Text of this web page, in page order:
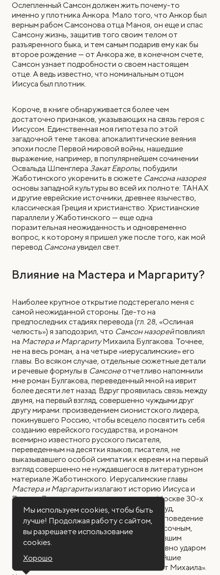
Ослепленный Самсон должен жить почему-то
именно у плотника Анкора. Мало того, что Анкор был
верным рабом Самсонова отца Маноя, он еще и спас
Самсону жизнь, защитив того своим телом от
разъяренного быка, и тем самым подарив ему как бы
второе рождение — от Анкора же, в конечном счете,
Самсон узнает подробности о своем настоящем
отце. А ведь известно, что номинальным отцом
Иисуса был плотник.
Короче, в книге обнаруживается более чем
достаточно признаков, указывающих на связь героя с
Иисусом. Единственная моя гипотеза по этой
загадочной теме такова: апокалиптические веяния
эпохи после Первой мировой войны, нашедшие
выражение, например, в популярнейшем сочинении
Освальда Шпенглера Закат Европы, побудили
Жаботинского укоренить в сюжете Самсона назорея
основы западной культуры во всей их полноте: ТАНАХ
и другие еврейские источники, древнее язычество,
классическая Греция и христианство. Христианские
параллели у Жаботинского — еще одна
поразительная неожиданность и одновременно
вопрос, к которому я пришел уже после того, как мой
перевод Самсонаувидел свет.
Влияние на Мастера и Маргариту?
Наиболее крупное открытие подстерегало меня с
самой неожиданной стороны. Где-то на
предпоследних стадиях перевода (гл. 28, «Ослиная
челюсть») я заподозрил, что Самсон назорейповлиял
на Мастера и МаргаритуМихаила Булгакова. Точнее,
не на весь роман, а на четыре «иерусалимские» его
главы. Во всяком случае, отдельные сюжетные детали
и речевые формулы в Самсонеотчетливо напомнили
мне роман Булгакова, переведенный мной на иврит
более десяти лет назад. Вдруг проявилась связь между
двумя, на первый взгляд, совершенно чуждыми друг
другу мирами: произведением сионистского лидера,
покинувшего Россию, чтобы всецело посвятить себя
созданию еврейского государства, и романом
всемирно известного русского писателя,
переведенным на десятки языков; писателя, не
выказывавшего особой симпатии к евреям и на первый
взгляд совершенно не нуждавшегося в литературном
материале Жаботинского. Иерусалимские главы
Мастера и Маргаритыизлагают историю Иисуса и
Понтия Пилата, написанную живущим в Москве 30-х
годов ХХ века героем романа: следствие, суд,
приговор, смертная казнь и последующее поведение
Пилата. Этот роман в романе написан красочным,
поэтичным, очень живым стилем, очаровавшим
советских читателей и поразившим их словно ударом
молнии. Они пожаловали роману почетнейшие
титулы: «Пятое евангелие» и «Евангелие от Михаила».
Мы используем cookies, чтобы быть
лучше! Продолжая работу с сайтом,
вы разрешаете использование
cookies.
Хорошо